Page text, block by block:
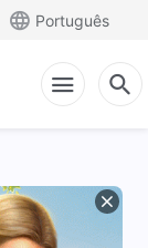
Português